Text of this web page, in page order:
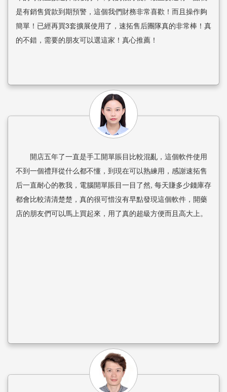
是有銷售貨款到期預警，這個我們財務非常喜歡！而且操作夠
簡單！已經再買3套擴展使用了，速拓售后團隊真的非常棒！真
的不錯，需要的朋友可以選這家！真心推薦！
開店五年了一直是手工開單賬目比較混亂，這個軟件使用
不到一個禮拜從什么都不懂，到現在可以熟練用，感謝速拓售
后一直耐心的教我，電腦開單賬目一目了然, 每天賺多少錢庫存
都會比較清清楚楚，真的很可惜沒有早點發現這個軟件，開藥
店的朋友們可以馬上買起來，用了真的超級方便而且高大上。